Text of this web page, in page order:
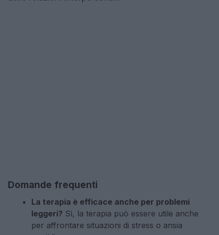
Domande frequenti
La terapia è efficace anche per problemi
leggeri? Sì, la terapia può essere utile anche
per affrontare situazioni di stress o ansia